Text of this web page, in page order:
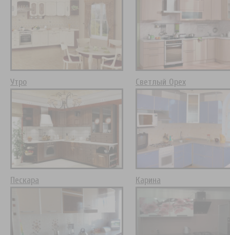
Утро Светлый Орех
Пескара Карина